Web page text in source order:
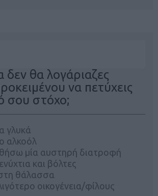
δεν θα λογάριαζες
να πετύχεις
σου στόχο;
γλυκά
αλκοόλ
μία αυστηρή διατροφή
και βόλτες
θάλασσα
οικογένεια/φίλους